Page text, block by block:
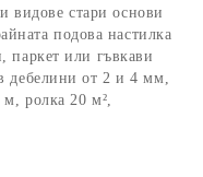
видове стари основи
подова настилка
паркет или гъвкави
дебелини от 2 и 4 мм,
ролка 20 м²,